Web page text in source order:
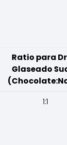
Ratio para
Glaseado
1:1